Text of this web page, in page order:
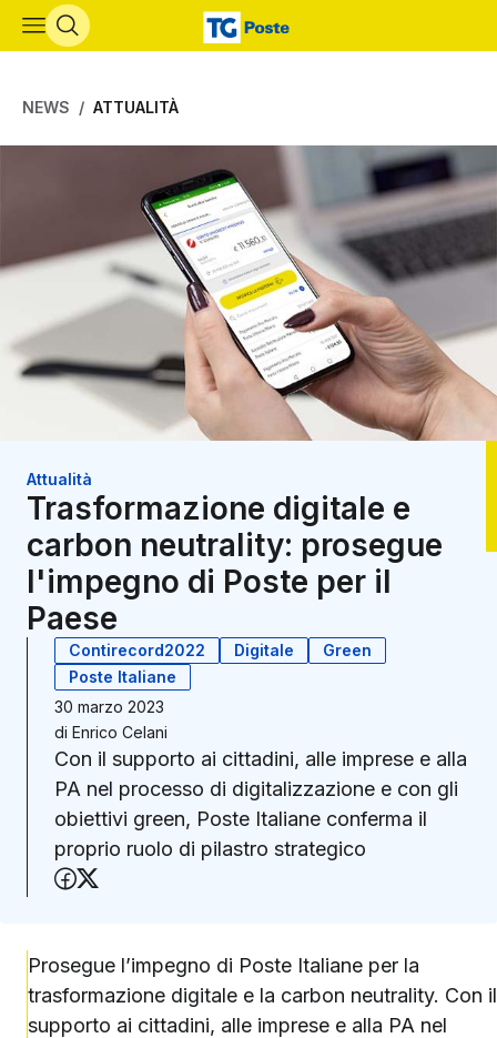
Vai al contenuto principale
NEWS ATTUALITÀ
Attualità
Trasformazione digitale e
carbon neutrality: prosegue
l'impegno di Poste per il
Paese
Contirecord2022 Digitale
Green
Poste Italiane
30 marzo 2023
di Enrico Celani
Con il supporto ai cittadini, alle imprese e alla
PA nel processo di digitalizzazione e con gli
obiettivi green, Poste Italiane conferma il
proprio ruolo di pilastro strategico
Condividi su Facebook
Prosegue l’impegno di Poste Italiane per la
trasformazione digitale e la carbon neutrality. Con il
supporto ai cittadini, alle imprese e alla PA nel